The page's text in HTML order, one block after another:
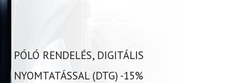
PÓLÓ RENDELÉS, DIGITÁLIS
NYOMTATÁSSAL (DTG) -15%